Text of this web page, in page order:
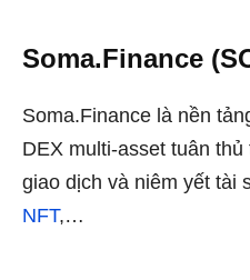
Soma.Finance
Soma.Finance là nền
DEX multi-asset tuân
giao dịch và niêm yết tài
NFT,…